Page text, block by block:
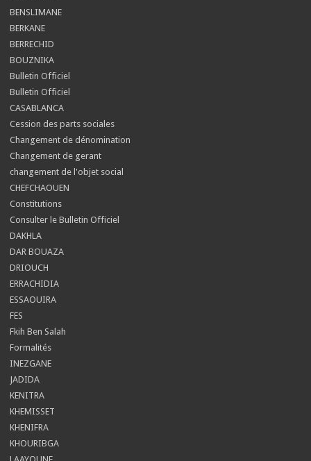
BENSLIMANE
BERKANE
BERRECHID
BOUZNIKA
Bulletin Officiel
Bulletin Officiel
CASABLANCA
Cession des parts sociales
Changement de dénomination
Changement de gerant
changement de l'objet social
CHEFCHAOUEN
Constitutions
Consulter le Bulletin Officiel
DAKHLA
DAR BOUAZA
DRIOUCH
ERRACHIDIA
ESSAOUIRA
FES
Fkih Ben Salah
Formalités
INEZGANE
JADIDA
KENITRA
KHEMISSET
KHENIFRA
KHOURIBGA